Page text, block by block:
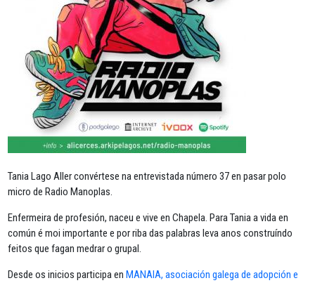
Tania Lago Aller convértese na entrevistada número 37 en pasar polo
micro de Radio Manoplas.
Enfermeira de profesión, naceu e vive en Chapela. Para Tania a vida en
común é moi importante e por riba das palabras leva anos construíndo
feitos que fagan medrar o grupal.
Desde os inicios participa enMANAIA, asociación galega de adopción e